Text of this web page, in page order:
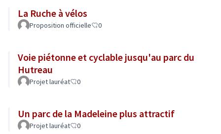
La Ruche à vélos
Proposition officielle 0
Voie piétonne et cyclable jusqu'au parc du
Hutreau
Projet lauréat 0
Un parc de la Madeleine plus attractif
Projet lauréat 0